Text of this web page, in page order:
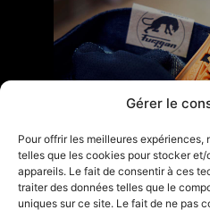
Gérer le
Pour offrir les meilleures
telles que les cookies pour stocker
appareils. Le fait de consentir à ces
traiter des données telles que le
uniques sur ce site. Le fait de ne pas